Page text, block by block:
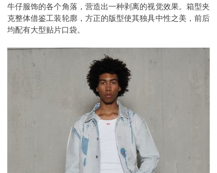
牛仔服饰的各个角落，营造出一种剥离的视觉效果。箱型夹
克整体借鉴工装轮廓，方正的版型使其独具中性之美，前后
均配有大型贴片口袋。